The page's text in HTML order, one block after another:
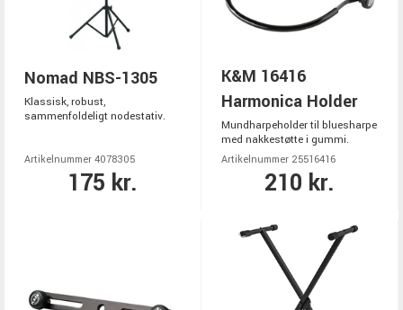
Nomad NBS-1305
Klassisk, robust,
sammenfoldeligt nodestativ.
Artikelnummer 4078305
175 kr.
K&M 16416
Harmonica Holder
Mundharpeholder til bluesharpe
med nakkestøtte i gummi.
Artikelnummer 25516416
210 kr.